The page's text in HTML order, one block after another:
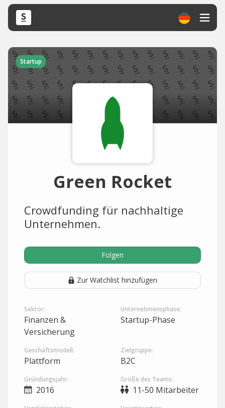
Startup
Green Rocket
Crowdfunding für nachhaltige
Unternehmen.
Folgen
Zur Watchlist hinzufügen
Sektor:
Finanzen &
Versicherung
Unternehmensphase:
Startup-Phase
Geschäftsmodell:
Plattform
Zielgruppe:
B2C
Gründungsjahr:
2016
Größe des Teams:
11-50 Mitarbeiter